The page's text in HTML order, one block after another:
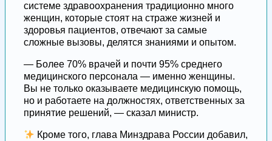
системе здравоохранения традиционно много
женщин, которые стоят на страже жизней и
здоровья пациентов, отвечают за самые
сложные вызовы, делятся знаниями и опытом.
— Более 70% врачей и почти 95% среднего
медицинского персонала — именно женщины.
Вы не только оказываете медицинскую помощь,
но и работаете на должностях, ответственных за
принятие решений, — сказал министр.
Кроме того, глава Минздрава России добавил,